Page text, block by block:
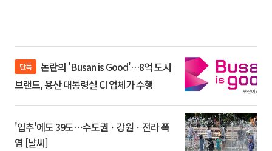
단독
브랜드, 용산 대통령실 CI 업체가 수행
'입추'에도 39도⋯수도권ㆍ강원ㆍ전라 폭
염 [날씨]